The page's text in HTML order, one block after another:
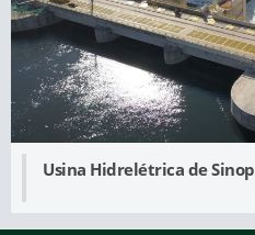
Usina Hidrelétrica de Sinop